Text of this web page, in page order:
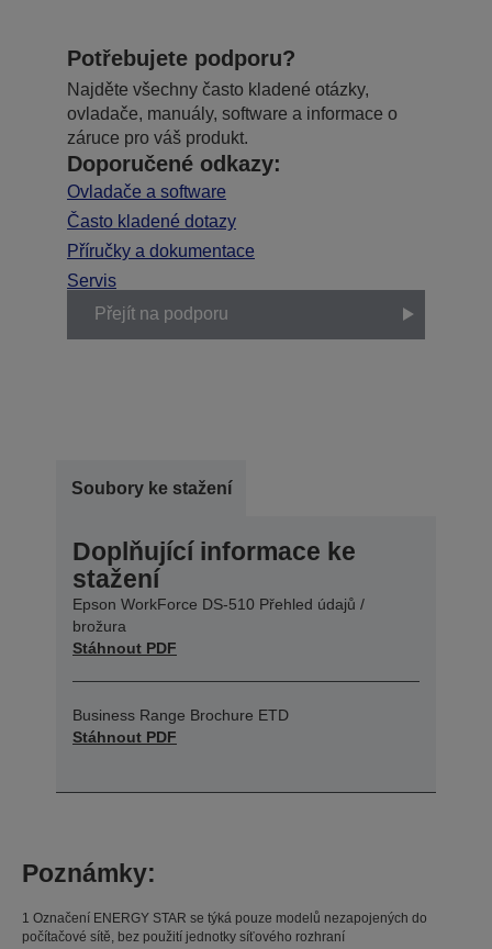
Potřebujete podporu?
Najděte všechny často kladené otázky,
ovladače, manuály, software a informace o
záruce pro váš produkt.
Doporučené odkazy:
Ovladače a software
Často kladené dotazy
Příručky a dokumentace
Servis
Přejít na podporu
Soubory ke stažení
Doplňující informace ke
stažení
Epson WorkForce DS-510 Přehled údajů /
brožura
Stáhnout PDF
Business Range Brochure ETD
Stáhnout PDF
Poznámky:
1 Označení ENERGY STAR se týká pouze modelů nezapojených do
počítačové sítě, bez použití jednotky síťového rozhraní